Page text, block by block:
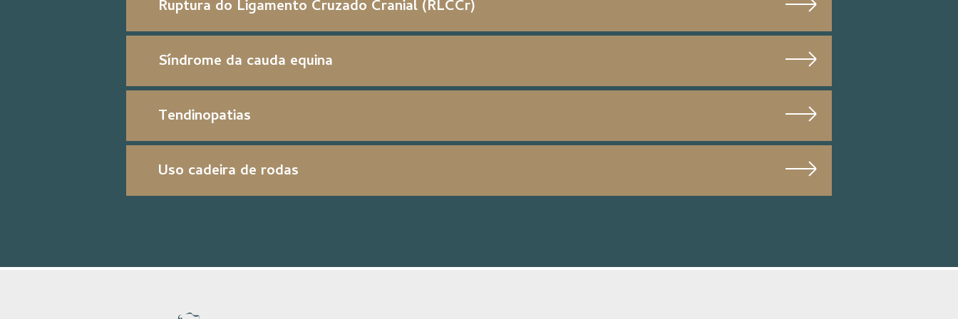
Ruptura do Ligamento Cruzado Cranial (RLCCr)
Síndrome da cauda equina
Tendinopatias
Uso cadeira de rodas